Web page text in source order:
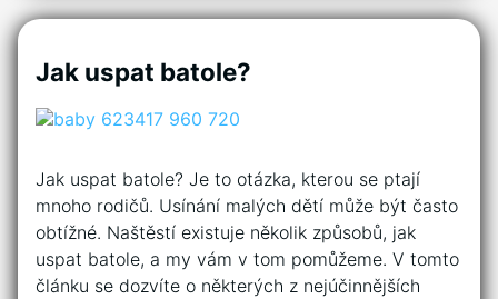
Jak uspat batole?
Jak uspat batole? Je to otázka, kterou se ptají
mnoho rodičů. Usínání malých dětí může být často
obtížné. Naštěstí existuje několik způsobů, jak
uspat batole, a my vám v tom pomůžeme. V tomto
článku se dozvíte o některých z nejúčinnějších